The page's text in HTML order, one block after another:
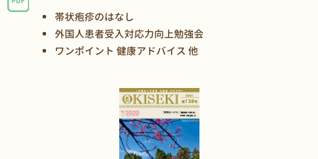
帯状疱疹のはなし
外国人患者受入対応力向上勉強会
ワンポイント 健康アドバイス 他